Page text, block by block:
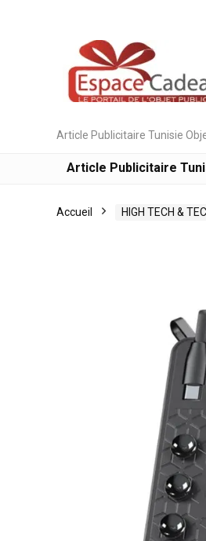
Article Publicitaire Tunisie
Article Publicitaire
Accueil HIGH TECH &